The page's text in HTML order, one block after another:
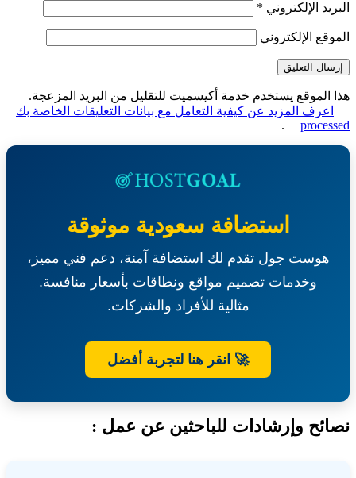
الإلكتروني *
الإلكتروني
يستخدم خدمة أكيسميت للتقليل من البريد المزعجة.
المزيد عن كيفية التعامل مع بيانات التعليقات الخاصة بك
.
استضافة سعودية موثوقة
هوست جول تقدم لك استضافة آمنة، دعم فني مميز،
وخدمات تصميم مواقع ونطاقات بأسعار منافسة.
مثالية للأفراد والشركات.
🚀 انقر هنا لتجربة أفضل
وإرشادات للباحثين عن عمل :